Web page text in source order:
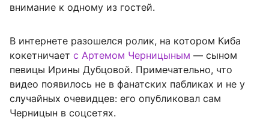
внимание к одному из гостей.
В интернете разошелся ролик, на котором Киба
кокетничает с Артемом Черницыным — сыном
певицы Ирины Дубцовой. Примечательно, что
видео появилось не в фанатских пабликах и не у
случайных очевидцев: его опубликовал сам
Черницын в соцсетях.